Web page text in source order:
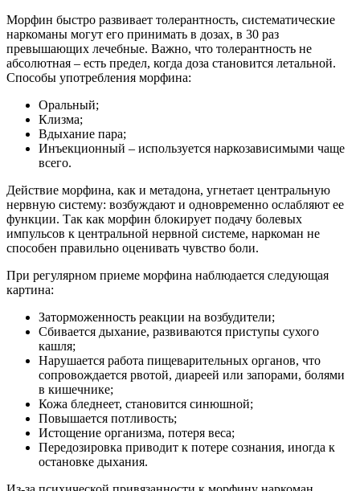
Морфин быстро развивает толерантность, систематические
наркоманы могут его принимать в дозах, в 30 раз
превышающих лечебные. Важно, что толерантность не
абсолютная – есть предел, когда доза становится летальной.
Способы употребления морфина:
Оральный;
Клизма;
Вдыхание пара;
Инъекционный – используется наркозависимыми чаще
всего.
Действие морфина, как и метадона, угнетает центральную
нервную систему: возбуждают и одновременно ослабляют ее
функции. Так как морфин блокирует подачу болевых
импульсов к центральной нервной системе, наркоман не
способен правильно оценивать чувство боли.
При регулярном приеме морфина наблюдается следующая
картина:
Заторможенность реакции на возбудители;
Сбивается дыхание, развиваются приступы сухого
кашля;
Нарушается работа пищеварительных органов, что
сопровождается рвотой, диареей или запорами, болями
в кишечнике;
Кожа бледнеет, становится синюшной;
Повышается потливость;
Истощение организма, потеря веса;
Передозировка приводит к потере сознания, иногда к
остановке дыхания.